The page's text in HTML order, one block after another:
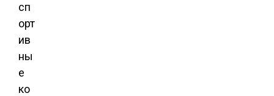
сп
орт
ив
ны
е
ко